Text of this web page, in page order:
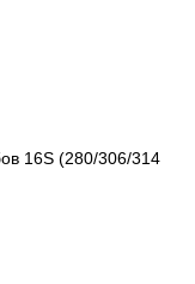
16S (280/306/314